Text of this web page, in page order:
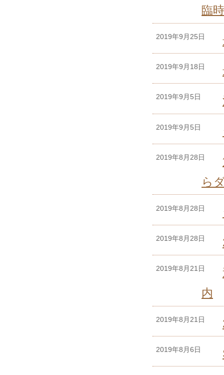
臨
2019年9月25日
2019年9月18日
2019年9月5日
2019年9月5日
2019年8月28日
ら
2019年8月28日
2019年8月28日
2019年8月21日
内
2019年8月21日
2019年8月6日